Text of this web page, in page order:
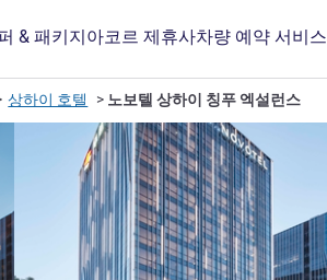
& 패키지아코르 제휴사차량 예약 서비스
상하이 호텔 노보텔 상하이 칭푸 엑설런스